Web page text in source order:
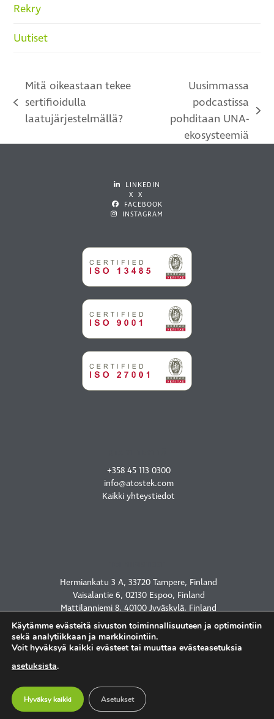
Rekry
Uutiset
previous
post:
Mitä oikeastaan tekee
sertifioidulla
laatujärjestelmällä?
Uusimmassa
podcastissa
pohditaan UNA-
ekosysteemiä
LINKEDIN
X X
FACEBOOK
INSTAGRAM
+358 45 113 0300
info@atostek.com
Kaikki yhteystiedot
Hermiankatu 3 A, 33720 Tampere, Finland
Vaisalantie 6, 02130 Espoo, Finland
Mattilanniemi 8, 40100 Jyväskylä, Finland
2450 Holcombe Blvd, Houston, TX 77021, USA
Käytämme evästeitä sivuston toiminnallisuuteen ja optimointiin
sekä analytiikkaan ja markkinointiin.
Voit hyväksyä kaikki evästeet tai muuttaa evästeasetuksia
asetuksista.
Hyväksy kaikki Asetukset